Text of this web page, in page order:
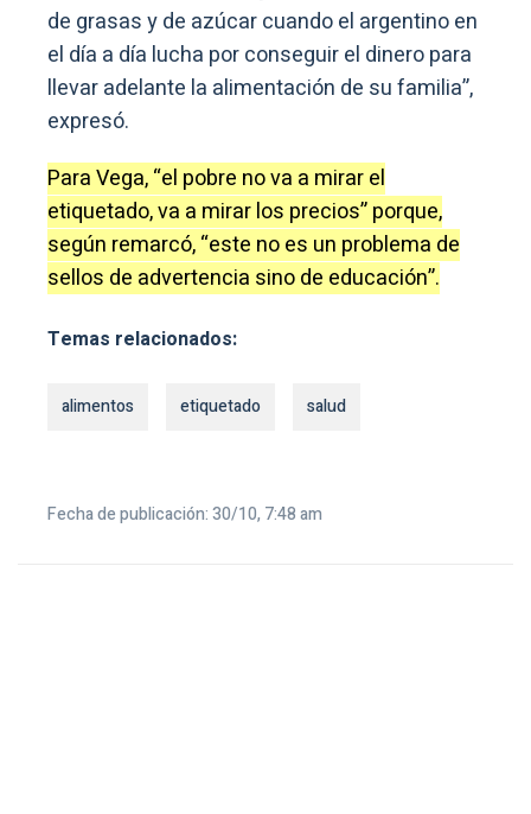
de grasas y de azúcar cuando el argentino en
el día a día lucha por conseguir el dinero para
llevar adelante la alimentación de su familia”,
expresó.
Para Vega, “el pobre no va a mirar el
etiquetado, va a mirar los precios” porque,
según remarcó, “este no es un problema de
sellos de advertencia sino de educación”.
Temas relacionados:
alimentos etiquetado salud
Fecha de publicación: 30/10, 7:48 am